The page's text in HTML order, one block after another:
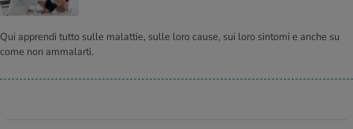
Qui apprendi tutto sulle malattie, sulle loro cause, sui loro sintomi e anche su
come non ammalarti.